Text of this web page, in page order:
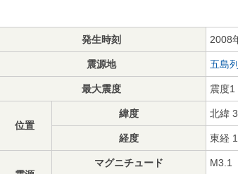
発生時刻 2008
震源地 五島
最大震度 震度1
位置
緯度 北緯
経度 東経
マグニチュード M3.1